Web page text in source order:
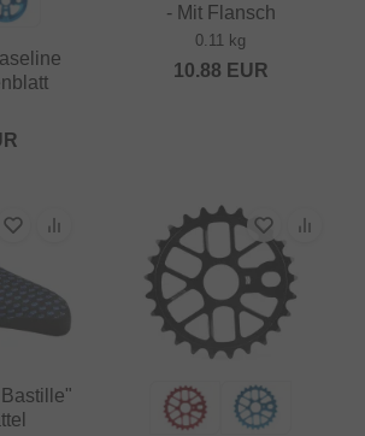
- Mit Flansch
0.11 kg
10.88 EUR